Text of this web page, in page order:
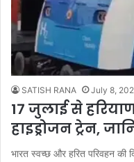
SATISH RANA July 8,
17 जुलाई से
हाइड्रोजन ट्रेन,
भारत स्वच्छ और हरित परिवहन की